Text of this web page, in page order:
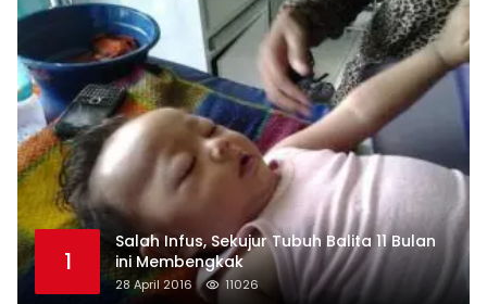
1
Salah Infus, Sekujur Tubuh Balita 11 Bulan
ini Membengkak
28 April 2016 11026